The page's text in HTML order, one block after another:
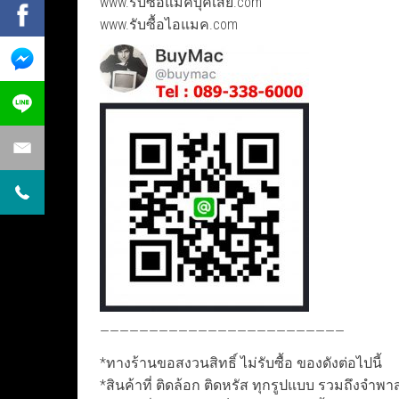
www.รับซื้อไอแมค.com
—————————————————————————
*ทางร้านขอสงวนสิทธิ์ ไม่รับซื้อ ของดังต่อไปนี้
*สินค้าที่ ติดล้อก ติดหรัส ทุกรูปแบบ รวมถึงจำพา